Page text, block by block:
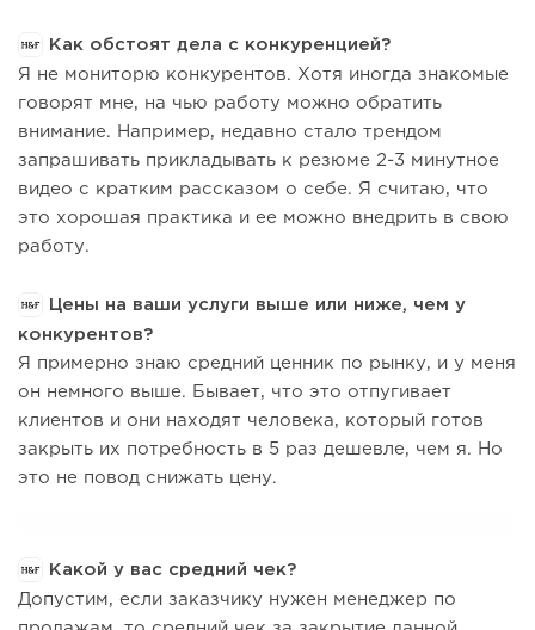
Как обстоят дела с конкуренцией?
Я не мониторю конкурентов. Хотя иногда знакомые
говорят мне, на чью работу можно обратить
внимание. Например, недавно стало трендом
запрашивать прикладывать к резюме 2-3 минутное
видео с кратким рассказом о себе. Я считаю, что
это хорошая практика и ее можно внедрить в свою
работу.
Цены на ваши услуги выше или ниже, чем у
конкурентов?
Я примерно знаю средний ценник по рынку, и у меня
он немного выше. Бывает, что это отпугивает
клиентов и они находят человека, который готов
закрыть их потребность в 5 раз дешевле, чем я. Но
это не повод снижать цену.
Какой у вас средний чек?
Допустим, если заказчику нужен менеджер по